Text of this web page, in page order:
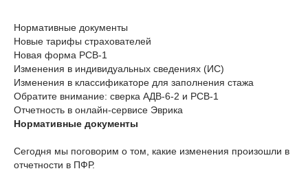
Нормативные документы
Новые тарифы страхователей
Новая форма РСВ-1
Изменения в индивидуальных сведениях (ИС)
Изменения в классификаторе для заполнения стажа
Обратите внимание: сверка АДВ-6-2 и РСВ-1
Отчетность в онлайн-сервисе Эврика
Нормативные документы
Сегодня мы поговорим о том, какие изменения произошли в
отчетности в ПФР.